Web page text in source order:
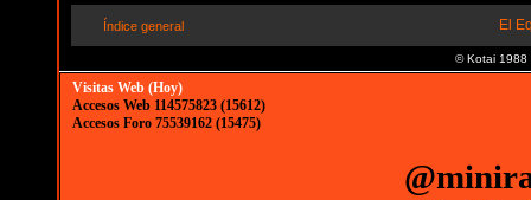
Índice general El
© Kotai 1988
Visitas Web (Hoy)
Accesos Web 114575823 (15612)
Accesos Foro 75539162 (15475)